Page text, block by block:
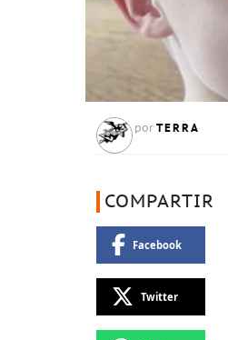
por TERRA
COMPARTIR
Facebook
Twitter